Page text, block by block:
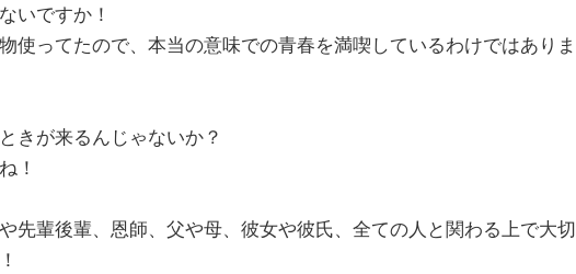
いですか！
使ってたので、本当の意味での青春を満喫しているわけではありま
きが来るんじゃないか？
！
先輩後輩、恩師、父や母、彼女や彼氏、全ての人と関わる上で大切